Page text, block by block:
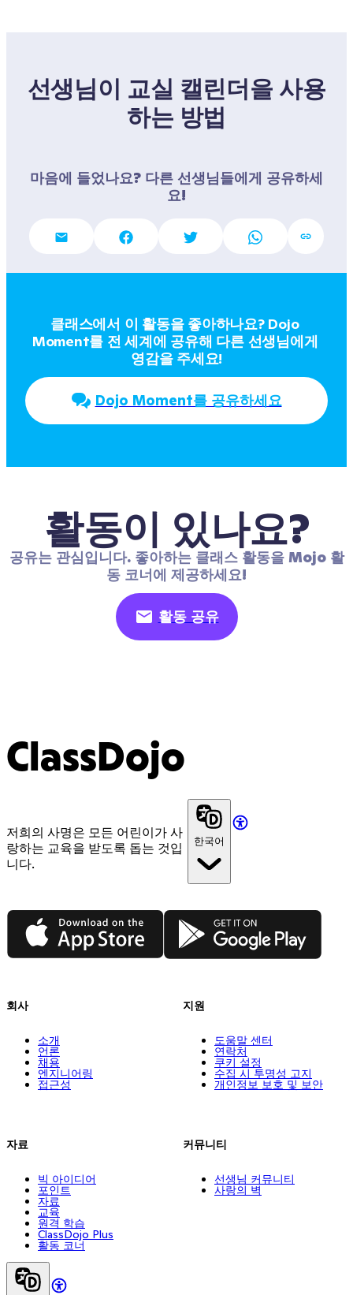
선생님이 교실 캘린더을 사용
하는 방법
마음에 들었나요? 다른 선생님들에게 공유하세
요!
클래스에서 이 활동을 좋아하나요? Dojo
Moment를 전 세계에 공유해 다른 선생님에게
영감을 주세요!
Dojo Moment를 공유하세요
활동이 있나요?
공유는 관심입니다. 좋아하는 클래스 활동을 Mojo 활
동 코너에 제공하세요!
활동 공유
ClassDojo
저희의 사명은 모든 어린이가 사
랑하는 교육을 받도록 돕는 것입
니다.
한국어
App Store Google Play
회사
소개
언론
채용
엔지니어링
접근성
자료
빅 아이디어
포인트
자료
교육
원격 학습
ClassDojo Plus
활동 코너
지원
도움말 센터
연락처
쿠키 설정
수집 시 투명성 고지
개인정보 보호 및 보안
커뮤니티
선생님 커뮤니티
사랑의 벽